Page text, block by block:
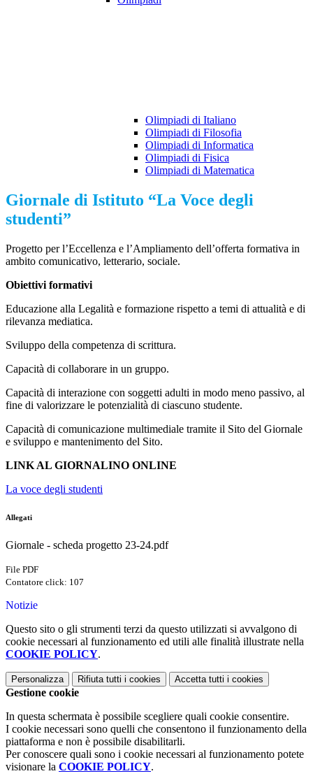
Olimpiadi di Italiano
Olimpiadi di Filosofia
Olimpiadi di Informatica
Olimpiadi di Fisica
Olimpiadi di Matematica
Giornale di Istituto “La Voce degli
studenti”
Progetto per l’Eccellenza e l’Ampliamento dell’offerta formativa in
ambito comunicativo, letterario, sociale.
Obiettivi formativi
Educazione alla Legalità e formazione rispetto a temi di attualità e di
rilevanza mediatica.
Sviluppo della competenza di scrittura.
Capacità di collaborare in un gruppo.
Capacità di interazione con soggetti adulti in modo meno passivo, al
fine di valorizzare le potenzialità di ciascuno studente.
Capacità di comunicazione multimediale tramite il Sito del Giornale
e sviluppo e mantenimento del Sito.
LINK AL GIORNALINO ONLINE
La voce degli studenti
Allegati
Giornale - scheda progetto 23-24.pdf
File PDF
Contatore click: 107
Notizie
Questo sito o gli strumenti terzi da questo utilizzati si avvalgono di
cookie necessari al funzionamento ed utili alle finalità illustrate nella
COOKIE POLICY.
Personalizza Rifiuta tutti i cookies Accetta tutti i cookies
Gestione cookie
In questa schermata è possibile scegliere quali cookie consentire.
I cookie necessari sono quelli che consentono il funzionamento della
piattaforma e non è possibile disabilitarli.
Per conoscere quali sono i cookie necessari al funzionamento potete
visionare la COOKIE POLICY.